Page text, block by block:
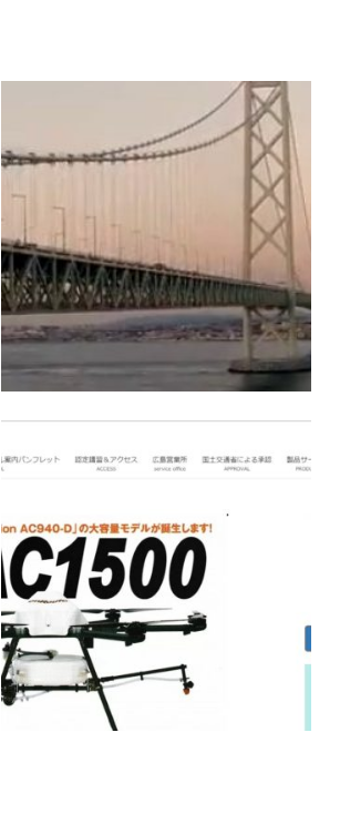
Sky Blue 一般社団法人日本ドローン
ビジネスサポート協会 …
URL:http://test.sky-b.jpE-mail:所在地：神奈
川県小田原市栢山2699-3電話：
続きを読む